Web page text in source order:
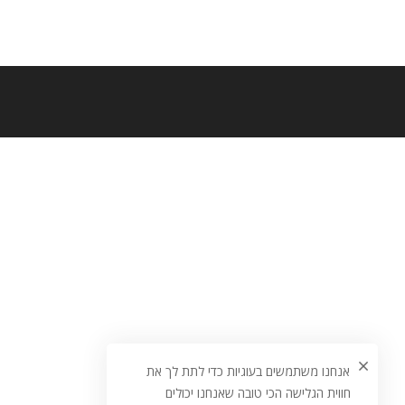
אנחנו משתמשים בעוגיות כדי לתת לך את
חווית הגלישה הכי טובה שאנחנו יכולים